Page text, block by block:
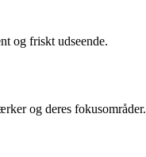
og friskt udseende.
og deres fokusområder.